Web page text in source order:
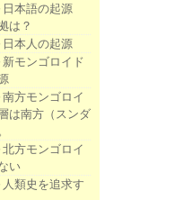
本語の起源
は？
本人の起源
モンゴロイド
方モンゴロイ
は南方（スンダ
方モンゴロイ
い
類史を追求す